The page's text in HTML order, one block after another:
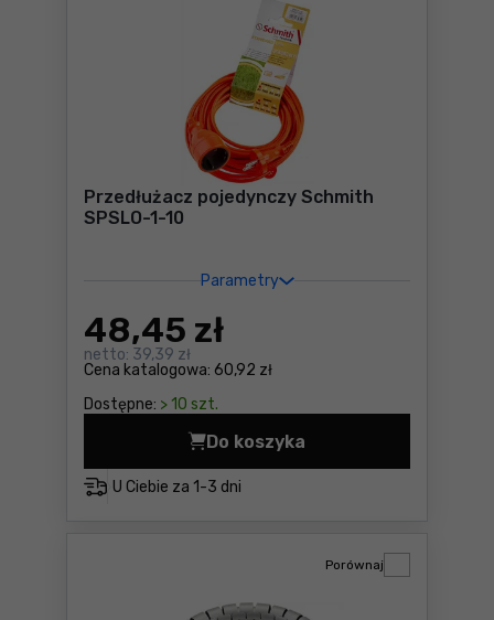
Przedłużacz pojedynczy Schmith
SPSLO-1-10
Parametry
Cena katalogowa: 60,92 zł
48,45 zł
netto: 39,39 zł
Dostępne: > 10 szt.
U Ciebie za 1-3 dni
Do koszyka
Przedłużacz pojedynczy
Porównaj